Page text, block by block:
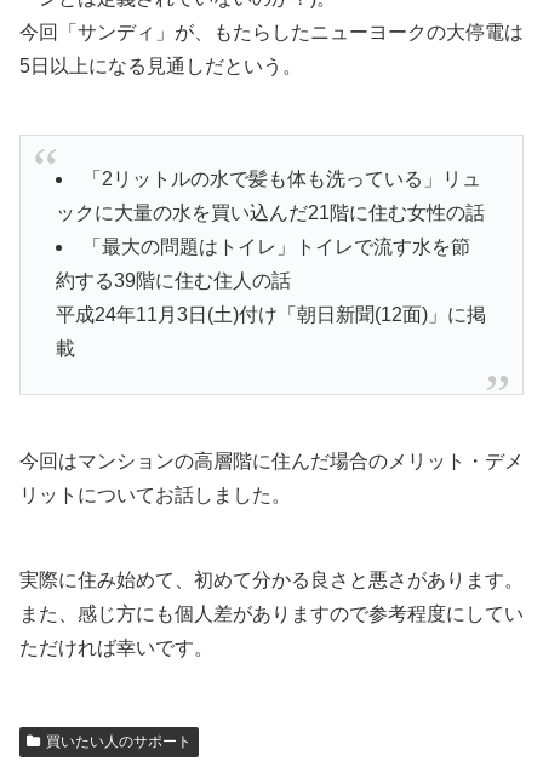
今回「サンディ」が、もたらしたニューヨークの大停電は
5日以上になる見通しだという。
「2リットルの水で髪も体も洗っている」リュ
ックに大量の水を買い込んだ21階に住む女性の話
「最大の問題はトイレ」トイレで流す水を節
約する39階に住む住人の話
平成24年11月3日(土)付け「朝日新聞(12面)」に掲
載
今回はマンションの高層階に住んだ場合のメリット・デメ
リットについてお話しました。
実際に住み始めて、初めて分かる良さと悪さがあります。
また、感じ方にも個人差がありますので参考程度にしてい
ただければ幸いです。
買いたい人のサポート